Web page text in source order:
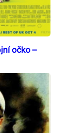
očko –